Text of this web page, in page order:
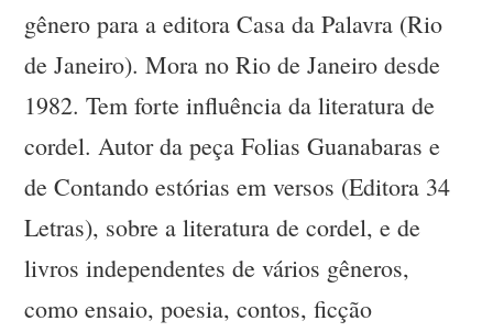
gênero para a editora Casa da Palavra (Rio
de Janeiro). Mora no Rio de Janeiro desde
1982. Tem forte influência da literatura de
cordel. Autor da peça Folias Guanabaras e
de Contando estórias em versos (Editora 34
Letras), sobre a literatura de cordel, e de
livros independentes de vários gêneros,
como ensaio, poesia, contos, ficção